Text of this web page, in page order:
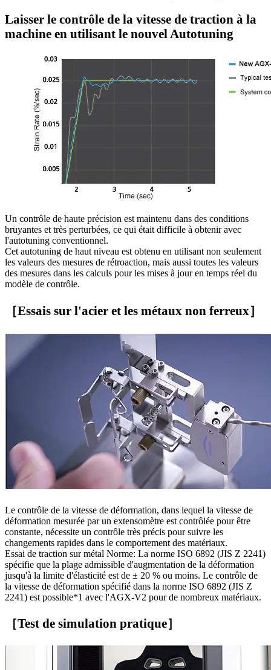
Laisser le contrôle de la vitesse de traction à la
machine en utilisant le nouvel Autotuning
Un contrôle de haute précision est maintenu dans des conditions
bruyantes et très perturbées, ce qui était difficile à obtenir avec
l'autotuning conventionnel.
Cet autotuning de haut niveau est obtenu en utilisant non seulement
les valeurs des mesures de rétroaction, mais aussi toutes les valeurs
des mesures dans les calculs pour les mises à jour en temps réel du
modèle de contrôle.
［Essais sur l'acier et les métaux non ferreux］
Le contrôle de la vitesse de déformation, dans lequel la vitesse de
déformation mesurée par un extensomètre est contrôlée pour être
constante, nécessite un contrôle très précis pour suivre les
changements rapides dans le comportement des matériaux.
Essai de traction sur métal Norme: La norme ISO 6892 (JIS Z 2241)
spécifie que la plage admissible d'augmentation de la déformation
jusqu'à la limite d'élasticité est de ± 20 % ou moins. Le contrôle de
la vitesse de déformation spécifié dans la norme ISO 6892 (JIS Z
2241) est possible*1 avec l'AGX-V2 pour de nombreux matériaux.
［Test de simulation pratique］